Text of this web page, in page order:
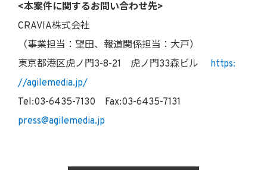
<本案件に関するお問い合わせ先>
CRAVIA株式会社
（事業担当：望田、報道関係担当：大戸）
東京都港区虎ノ門3-8-21 虎ノ門33森ビル https:
//agilemedia.jp/
Tel:03-6435-7130 Fax:03-6435-7131
press@agilemedia.jp